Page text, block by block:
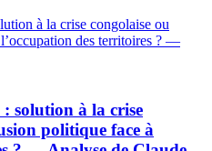
solution à la crise
politique face à